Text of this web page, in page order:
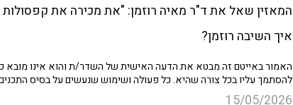
המאזין שאל את ד"ר מאיה רוזמן: "את מכירה את קפסולות
איך השיבה רוזמן?
האמור באייטם זה מבטא את הדעה האישית של השדר/ת והוא אינו מובא
להסתמך עליו בכל צורה שהיא. כל פעולה ושימוש שנעשים על בסיס
15/05/2026